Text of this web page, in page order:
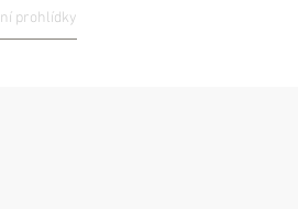
prohlídky